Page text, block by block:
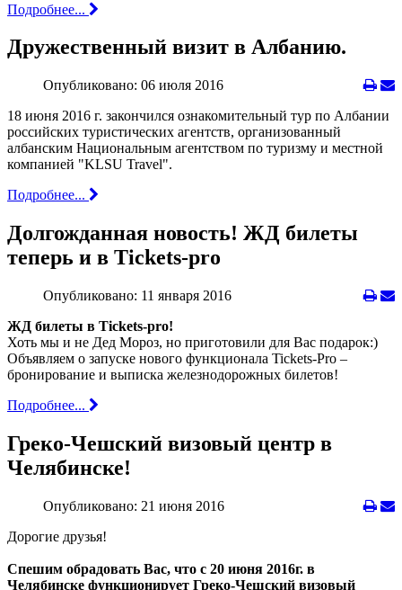
Подробнее...
Дружественный визит в Албанию.
Опубликовано: 06 июля 2016
18 июня 2016 г. закончился ознакомительный тур по Албании
российских туристических агентств, организованный
албанским Национальным агентством по туризму и местной
компанией "KLSU Travel".
Подробнее...
Долгожданная новость! ЖД билеты
теперь и в Tickets-pro
Опубликовано: 11 января 2016
ЖД билеты в Tickets-pro!
Хоть мы и не Дед Мороз, но приготовили для Вас подарок:)
Объявляем о запуске нового функционала Tickets-Pro –
бронирование и выписка железнодорожных билетов!
Подробнее...
Греко-Чешский визовый центр в
Челябинске!
Опубликовано: 21 июня 2016
Дорогие друзья!
Спешим обрадовать Вас, что с 20 июня 2016г. в
Челябинске функционирует Греко-Чешский визовый